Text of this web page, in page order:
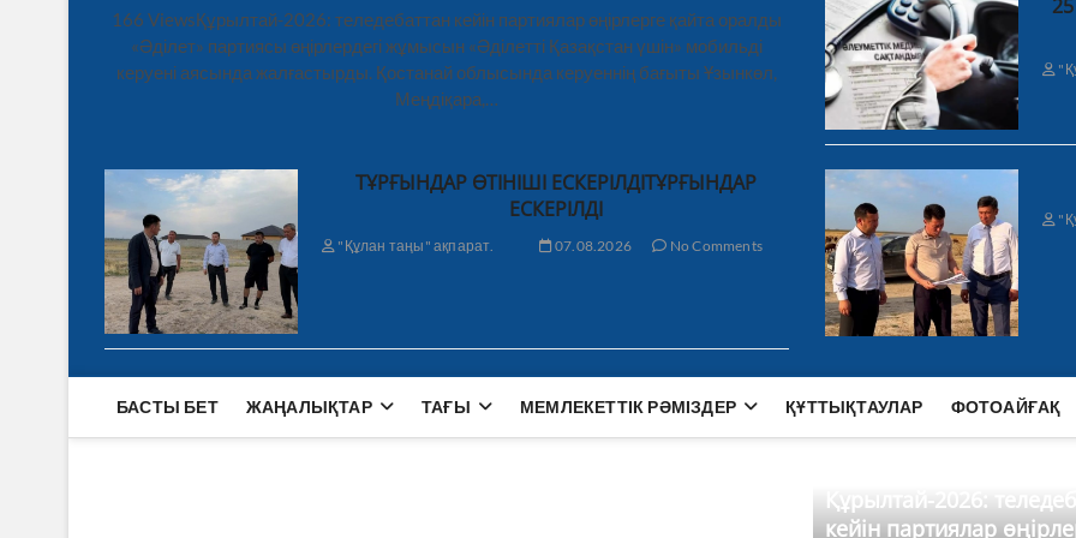
166 ViewsҚұрылтай-2026: теледебаттан кейін партиялар өңірлерге қайта оралды
«Әділет» партиясы өңірлердегі жұмысын «Әділетті Қазақстан үшін» мобильді
керуені аясында жалғастырды. Қостанай облысында керуеннің бағыты Ұзынкөл,
Меңдіқара,…
ТҰРҒЫНДАР ӨТІНІШІ ЕСКЕРІЛДІТҰРҒЫНДАР
ЕСКЕРІЛДІ
"Құлан таңы" ақпарат. 07.08.2026 No Comments
БАСТЫ БЕТ ЖАҢАЛЫҚТАР ТАҒЫ МЕМЛЕКЕТТІК РӘМІЗДЕР ҚҰТТЫҚТАУЛАР ФОТОАЙҒАҚ
Құрылтай-2026:
кейін партиялар